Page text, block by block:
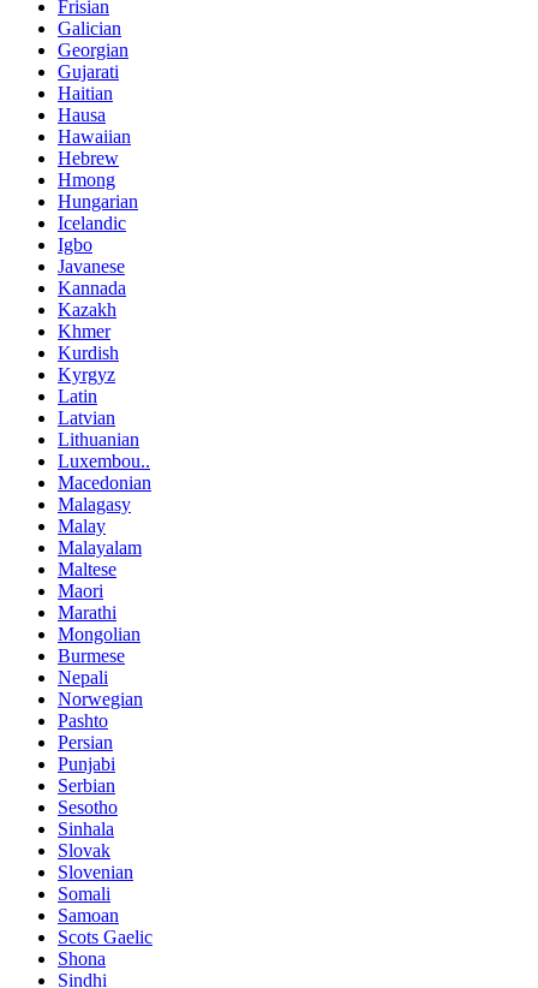
Frisian
Galician
Georgian
Gujarati
Haitian
Hausa
Hawaiian
Hebrew
Hmong
Hungarian
Icelandic
Igbo
Javanese
Kannada
Kazakh
Khmer
Kurdish
Kyrgyz
Latin
Latvian
Lithuanian
Luxembou..
Macedonian
Malagasy
Malay
Malayalam
Maltese
Maori
Marathi
Mongolian
Burmese
Nepali
Norwegian
Pashto
Persian
Punjabi
Serbian
Sesotho
Sinhala
Slovak
Slovenian
Somali
Samoan
Scots Gaelic
Shona
Sindhi